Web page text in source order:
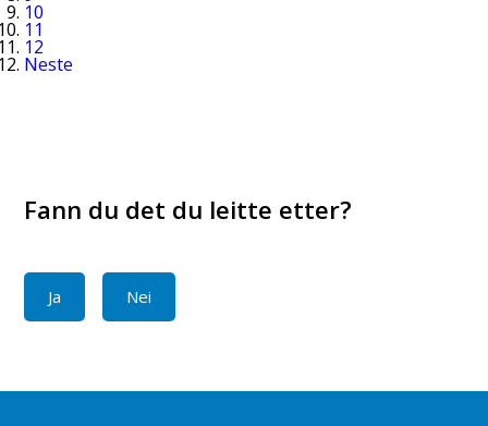
10
11
12
Neste
Fann du det du leitte etter?
Ja Nei